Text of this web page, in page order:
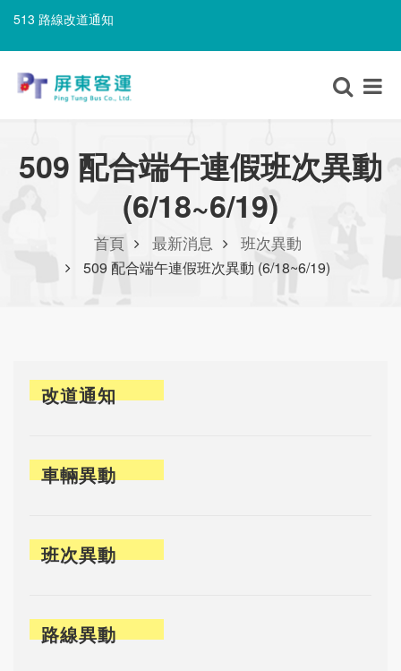
513 路線改道通知
513 路線改道通知
509 配合端午連假班次異動
(6/18~6/19)
首頁 最新消息 班次異動
509 配合端午連假班次異動 (6/18~6/19)
改道通知
車輛異動
班次異動
路線異動